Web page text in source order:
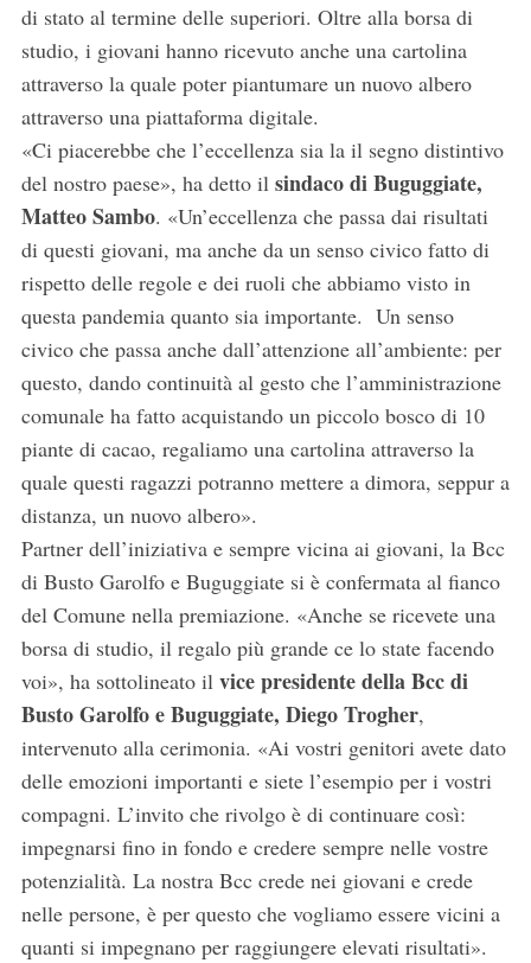
di stato al termine delle superiori. Oltre alla borsa di
studio, i giovani hanno ricevuto anche una cartolina
attraverso la quale poter piantumare un nuovo albero
attraverso una piattaforma digitale.
«Ci piacerebbe che l’eccellenza sia la il segno distintivo
del nostro paese», ha detto il sindaco di Buguggiate,
Matteo Sambo. «Un’eccellenza che passa dai risultati
di questi giovani, ma anche da un senso civico fatto di
rispetto delle regole e dei ruoli che abbiamo visto in
questa pandemia quanto sia importante. Un senso
civico che passa anche dall’attenzione all’ambiente: per
questo, dando continuità al gesto che l’amministrazione
comunale ha fatto acquistando un piccolo bosco di 10
piante di cacao, regaliamo una cartolina attraverso la
quale questi ragazzi potranno mettere a dimora, seppur a
distanza, un nuovo albero».
Partner dell’iniziativa e sempre vicina ai giovani, la Bcc
di Busto Garolfo e Buguggiate si è confermata al fianco
del Comune nella premiazione. «Anche se ricevete una
borsa di studio, il regalo più grande ce lo state facendo
voi», ha sottolineato il vice presidente della Bcc di
Busto Garolfo e Buguggiate, Diego Trogher,
intervenuto alla cerimonia. «Ai vostri genitori avete dato
delle emozioni importanti e siete l’esempio per i vostri
compagni. L’invito che rivolgo è di continuare così:
impegnarsi fino in fondo e credere sempre nelle vostre
potenzialità. La nostra Bcc crede nei giovani e crede
nelle persone, è per questo che vogliamo essere vicini a
quanti si impegnano per raggiungere elevati risultati».